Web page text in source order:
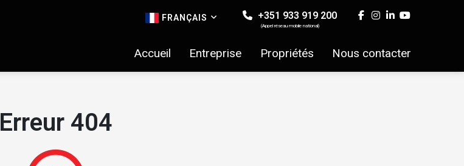
FRANÇAIS +351 933 919 200
(Appel réseau mobile national)
Accueil Entreprise Propriétés Nous contacter
Erreur 404